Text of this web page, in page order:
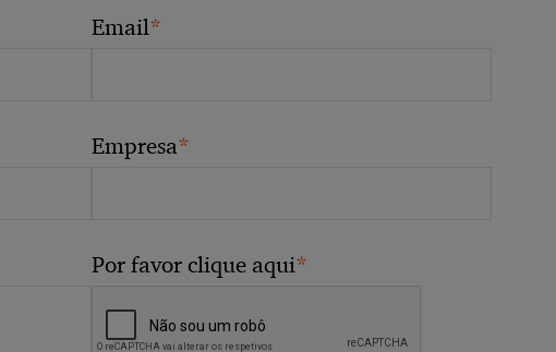
Email*
Empresa*
Por favor clique aqui*